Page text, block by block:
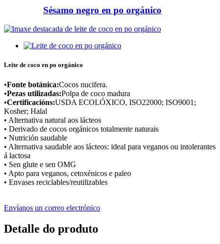
Sésamo negro en po orgánico
Leite de coco en po orgánico
•Fonte botánica:Cocos nucifera.
•Pezas utilizadas:Polpa de coco madura
•Certificacións:USDA ECOLÓXICO, ISO22000; ISO9001;
Kosher; Halal
• Alternativa natural aos lácteos
• Derivado de cocos orgánicos totalmente naturais
• Nutrición saudable
• Alternativa saudable aos lácteos: ideal para veganos ou intolerantes
á lactosa
• Sen glute e sen OMG
• Apto para veganos, cetoxénicos e paleo
• Envases reciclables/reutilizables
Envíanos un correo electrónico
Detalle do produto